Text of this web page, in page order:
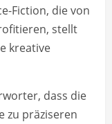
Fiction, die von
stellt
kreative
dass die
zu präziseren